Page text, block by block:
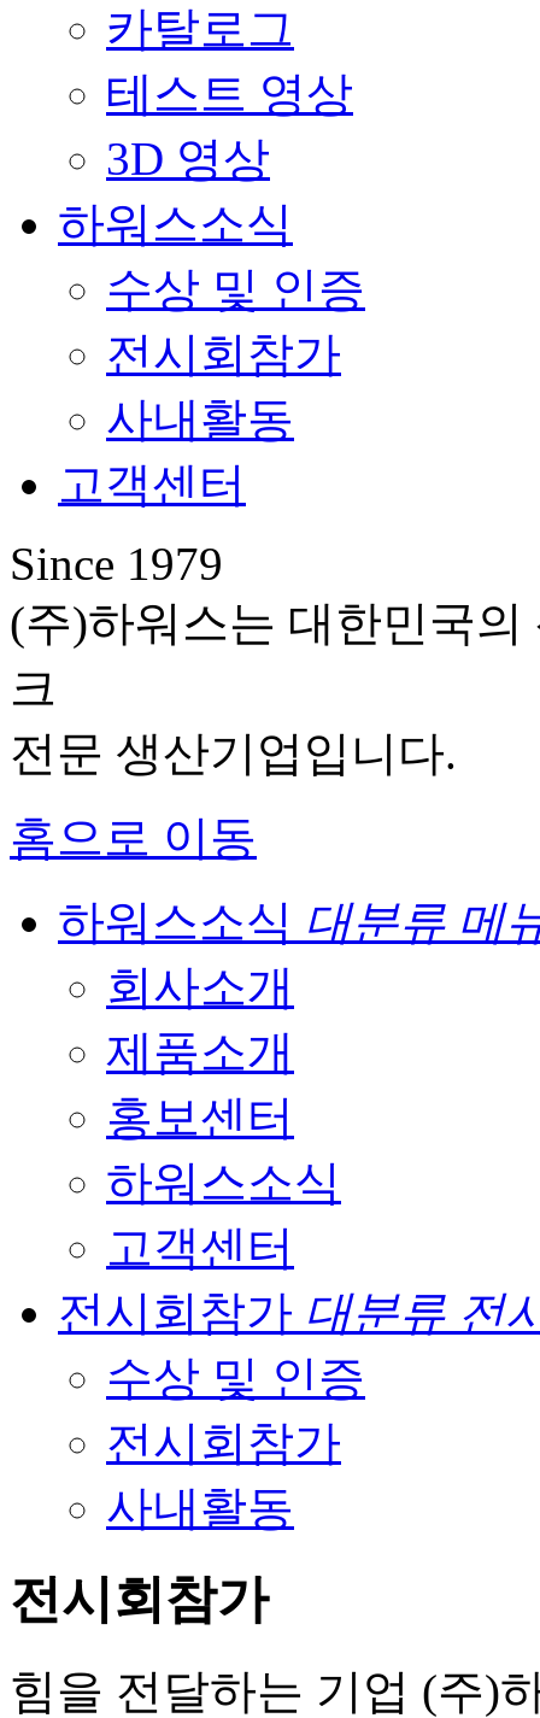
카탈로그
테스트 영상
3D 영상
하워스소식
수상 및 인증
전시회참가
사내활동
고객센터
Since 1979
(주)하워스는 대한민국
크
전문 생산기업입니다.
홈으로 이동
하워스소식 대분류 메
회사소개
제품소개
홍보센터
하워스소식
고객센터
전시회참가 대분류 전
수상 및 인증
전시회참가
사내활동
전시회참가
힘을 전달하는 기업 (주)